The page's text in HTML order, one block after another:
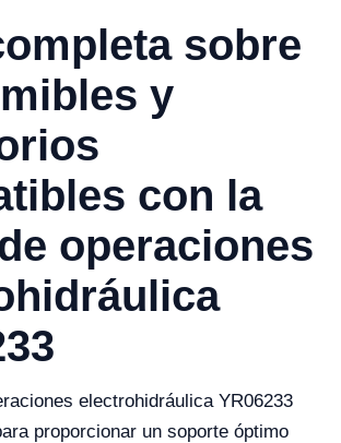
sobre
y
con la
operaciones
electrohidráulica YR06233
proporcionar un soporte óptimo